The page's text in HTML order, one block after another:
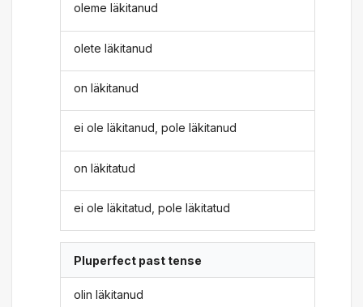
oleme läkitanud
olete läkitanud
on läkitanud
ei ole läkitanud, pole läkitanud
on läkitatud
ei ole läkitatud, pole läkitatud
Pluperfect past tense
olin läkitanud